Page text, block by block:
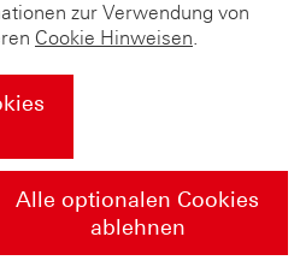
zur Verwendung von
Cookie Hinweisen.
Alle optionalen Cookies
ablehnen